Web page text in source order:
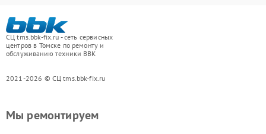
СЦ tms.bbk-fix.ru - сеть сервисных
центров в Томске по ремонту и
обслуживанию техники BBK
2021-2026 © СЦ tms.bbk-fix.ru
Мы ремонтируем